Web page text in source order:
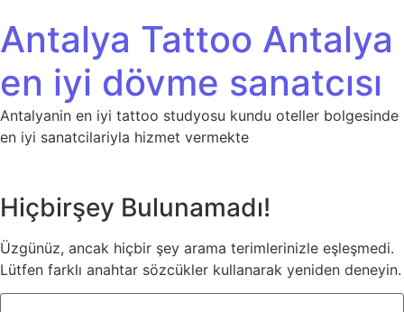
Antalya Tattoo Antalya
en iyi dövme sanatcısı
Antalyanin en iyi tattoo studyosu kundu oteller bolgesinde
en iyi sanatcilariyla hizmet vermekte
Hiçbirşey Bulunamadı!
Üzgünüz, ancak hiçbir şey arama terimlerinizle eşleşmedi.
Lütfen farklı anahtar sözcükler kullanarak yeniden deneyin.
Arama: